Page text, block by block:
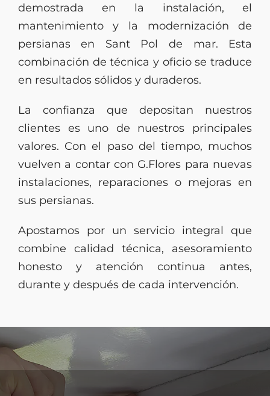
demostrada en la instalación, el
mantenimiento y la modernización de
persianas en Sant Pol de mar. Esta
combinación de técnica y oficio se traduce
en resultados sólidos y duraderos.
La confianza que depositan nuestros
clientes es uno de nuestros principales
valores. Con el paso del tiempo, muchos
vuelven a contar con G.Flores para nuevas
instalaciones, reparaciones o mejoras en
sus persianas.
Apostamos por un servicio integral que
combine calidad técnica, asesoramiento
honesto y atención continua antes,
durante y después de cada intervención.